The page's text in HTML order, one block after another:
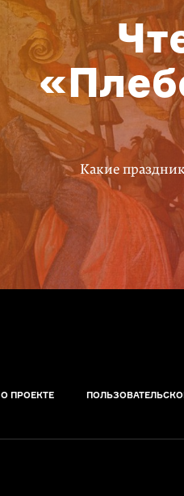
Какие
О ПРОЕКТЕ